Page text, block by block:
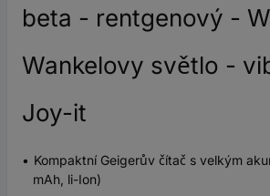
beta - rentgenový -
Wankelovy světlo -
Joy-it
Kompaktní Geigerův čítač s velkým
mAh, li-Ion)